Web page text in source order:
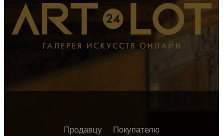
Продавцу
Покупателю